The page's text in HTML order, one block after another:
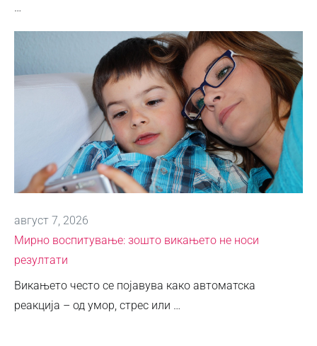
…
август 7, 2026
Мирно воспитување: зошто викањето не носи
резултати
Викањето често се појавува како автоматска
реакција – од умор, стрес или …